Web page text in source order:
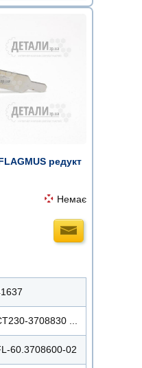
редукт
Немає
3708830 ...
60.3708600-02